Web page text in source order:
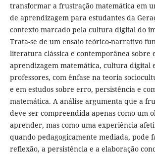
transformar a frustração matemática em
de aprendizagem para estudantes da
contexto marcado pela cultura digital do
Trata-se de um ensaio teórico-narrativo
literatura clássica e contemporânea sobre
aprendizagem matemática, cultura digital
professores, com ênfase na teoria
e em estudos sobre erro, persistência e
matemática. A análise argumenta que a
deve ser compreendida apenas como um
aprender, mas como uma experiência
quando pedagogicamente mediada, pode
reflexão, a persistência e a elaboração